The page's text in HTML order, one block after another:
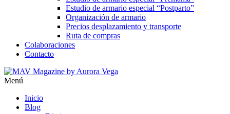
Estudio de armario especial “Postparto”
Organización de armario
Precios desplazamiento y transporte
Ruta de compras
Colaboraciones
Contacto
Menú
Inicio
Blog